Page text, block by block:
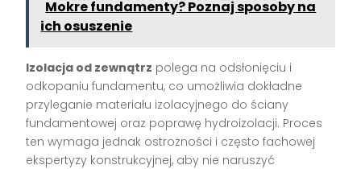
Mokre fundamenty? Poznaj sposoby na
ich osuszenie
Izolacja od zewnątrz polega na odsłonięciu i
odkopaniu fundamentu, co umożliwia dokładne
przyleganie materiału izolacyjnego do ściany
fundamentowej oraz poprawę hydroizolacji. Proces
ten wymaga jednak ostrożności i często fachowej
ekspertyzy konstrukcyjnej, aby nie naruszyć